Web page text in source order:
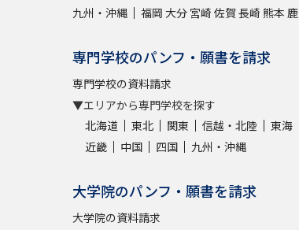
九州・沖縄
福岡 大分 宮崎 佐賀 長崎 熊本
専門学校のパンフ・願書を請求
専門学校の資料請求
▼エリアから専門学校を探す
北海道
東北 関東 信越・北陸
東海
近畿
中国 四国 九州・沖縄
大学院のパンフ・願書を請求
大学院の資料請求